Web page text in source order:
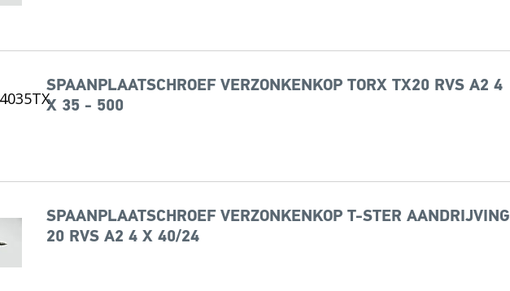
SPAANPLAATSCHROEF VERZONKENKOP TORX TX20 RVS A2 4
X 35 - 500
SPAANPLAATSCHROEF VERZONKENKOP T-STER AANDRIJVING
20 RVS A2 4 X 40/24